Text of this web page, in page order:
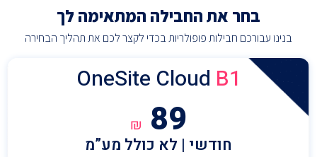
בחר את החבילה המתאימה לך
בנינו עבורכם חבילות פופולריות בכדי לקצר לכם את תהליך הבחירה
OneSite Cloud B1
89
₪
חודשי | לא כולל מע”מ